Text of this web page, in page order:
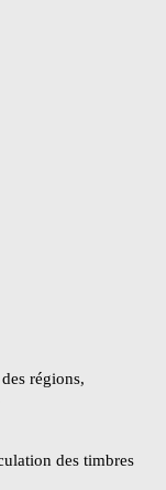
régions,
des timbres